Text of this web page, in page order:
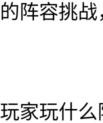
阵容挑
家玩什么